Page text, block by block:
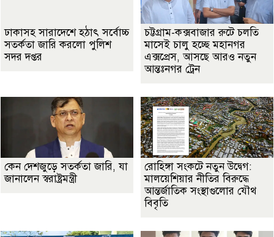
ঢাকাসহ সারাদেশে হঠাৎ সর্বোচ্চ
সতর্কতা জা‌রি করলো পুলিশ
সদর দপ্তর
চট্টগ্রাম-কক্সবাজার রুটে চলতি
মাসেই চালু হচ্ছে মহানগর
এক্সপ্রেস, আসছে আরও নতুন
আন্তঃনগর ট্রেন
কেন দেশজুড়ে সতর্কতা জারি, যা
জানালেন স্বরাষ্ট্রমন্ত্রী
রোহিঙ্গা সংকটে নতুন উদ্বেগ:
মালয়েশিয়ার নীতির বিরুদ্ধে
আন্তর্জাতিক সংস্থাগুলোর যৌথ
বিবৃতি